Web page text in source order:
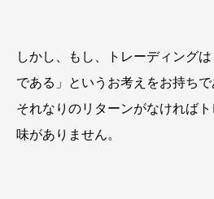
しかし、もし、トレーディング
である」というお考えをお持ちで
それなりのリターンがなければ
味がありません。